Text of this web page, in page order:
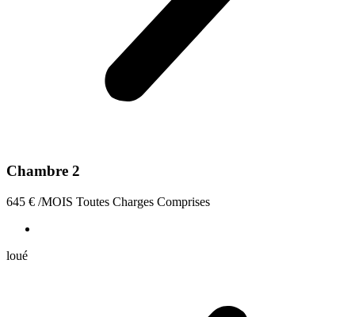
Chambre 2
645 € /MOIS Toutes Charges Comprises
loué